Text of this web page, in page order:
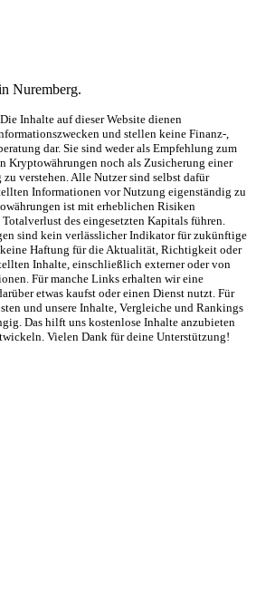
Nuremberg.
Die Inhalte auf dieser Website dienen
und stellen keine Finanz-,
dar. Sie sind weder als Empfehlung zum
Kryptowährungen noch als Zusicherung einer
verstehen. Alle Nutzer sind selbst dafür
Informationen vor Nutzung eigenständig zu
ist mit erheblichen Risiken
des eingesetzten Kapitals führen.
sind kein verlässlicher Indikator für zukünftige
keine Haftung für die Aktualität, Richtigkeit oder
Inhalte, einschließlich externer oder von
Für manche Links erhalten wir eine
etwas kaufst oder einen Dienst nutzt. Für
und unsere Inhalte, Vergleiche und Rankings
Das hilft uns kostenlose Inhalte anzubieten
Vielen Dank für deine Unterstützung!